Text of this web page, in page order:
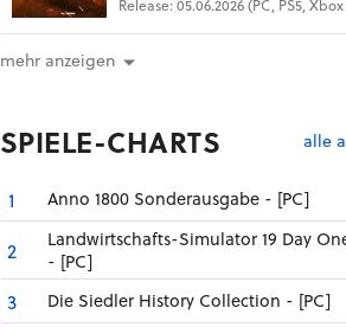
Release: 05.06.2026 (PC, PS5,
mehr anzeigen
SPIELE-CHARTS alle
1 Anno 1800 Sonderausgabe - [PC]
2
Landwirtschafts-Simulator 19 Day
- [PC]
3 Die Siedler History Collection - [PC]